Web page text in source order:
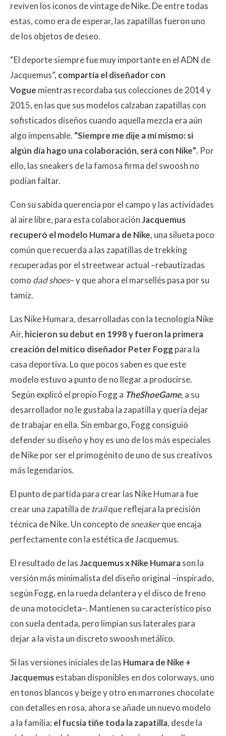
reviven los iconos de vintage de Nike. De entre todas
estas, como era de esperar, las zapatillas fueron uno
de los objetos de deseo.
“El deporte siempre fue muy importante en el ADN de
Jacquemus”, compartía el diseñador con
Vogue mientras recordaba sus colecciones de 2014 y
2015, en las que sus modelos calzaban zapatillas con
sofisticados diseños cuando aquella mezcla era aún
algo impensable. “Siempre me dije a mí mismo: si
algún día hago una colaboración, será con Nike”. Por
ello, las sneakers de la famosa firma del swoosh no
podían faltar.
Con su sabida querencia por el campo y las actividades
al aire libre, para esta colaboraciónJacquemus
recuperó el modelo Humara de Nike, una silueta poco
común que recuerda a las zapatillas de trekking
recuperadas por el streetwear actual –rebautizadas
como dad shoes– y que ahora el marsellés pasa por su
tamiz.
Las Nike Humara, desarrolladas con la tecnología Nike
Air, hicieron su debut en 1998 y fueron la primera
creación del mítico diseñador Peter Foggpara la
casa deportiva. Lo que pocos saben es que este
modelo estuvo a punto de no llegar a producirse.
Según explicó el propio Fogg a TheShoeGame, a su
desarrollador no le gustaba la zapatilla y quería dejar
de trabajar en ella. Sin embargo, Fogg consiguió
defender su diseño y hoy es uno de los más especiales
de Nike por ser el primogénito de uno de sus creativos
más legendarios.
El punto de partida para crear las Nike Humara fue
crear una zapatilla de trailque reflejara la precisión
técnica de Nike. Un concepto desneakerque encaja
perfectamente con la estética de Jacquemus.
El resultado de lasJacquemus x Nike Humarason la
versión más minimalista del diseño original –inspirado,
según Fogg, en la rueda delantera y el disco de freno
de una motocicleta–. Mantienen su característico piso
con suela dentada, pero limpian sus laterales para
dejar a la vista un discreto swoosh metálico.
Si las versiones iniciales de las Humara de Nike +
Jacquemusestaban disponibles en dos colorways, uno
en tonos blancos y beige y otro en marrones chocolate
con detalles en rosa, ahora se añade un nuevo modelo
a la familia: el fucsia tiñe toda la zapatilla, desde la